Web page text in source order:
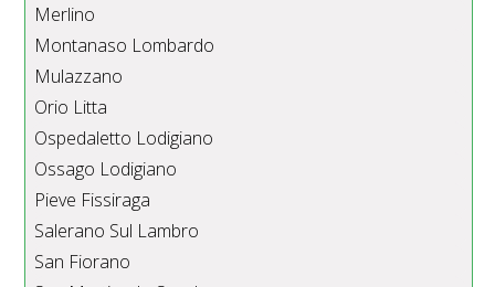
Merlino
Montanaso Lombardo
Mulazzano
Orio Litta
Ospedaletto Lodigiano
Ossago Lodigiano
Pieve Fissiraga
Salerano Sul Lambro
San Fiorano